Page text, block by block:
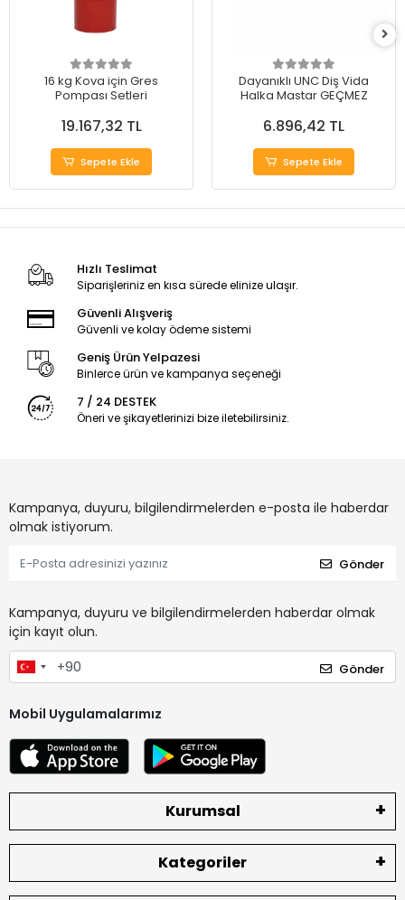
16 kg Kova için Gres
Pompası Setleri
19.167,32 TL
Sepete Ekle
Dayanıklı UNC Diş Vida
Halka Mastar GEÇMEZ
6.896,42 TL
Sepete Ekle
Hızlı Teslimat
Siparişleriniz en kısa sürede elinize ulaşır.
Güvenli Alışveriş
Güvenli ve kolay ödeme sistemi
Geniş Ürün Yelpazesi
Binlerce ürün ve kampanya seçeneği
7 / 24 DESTEK
Öneri ve şikayetlerinizi bize iletebilirsiniz.
Kampanya, duyuru, bilgilendirmelerden e-posta ile haberdar
olmak istiyorum.
Gönder
Kampanya, duyuru ve bilgilendirmelerden haberdar olmak
için kayıt olun.
Gönder
Mobil Uygulamalarımız
Kurumsal
Kategoriler